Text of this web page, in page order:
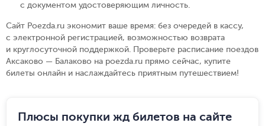
с документом удостоверяющим личность.
Сайт Poezda.ru экономит ваше время: без очередей в кассу,
с электронной регистрацией, возможностью возврата
и круглосуточной поддержкой. Проверьте расписание поездов
Аксаково — Балаково на poezda.ru прямо сейчас, купите
билеты онлайн и наслаждайтесь приятным путешествием!
Плюсы покупки жд билетов на сайте